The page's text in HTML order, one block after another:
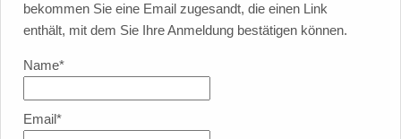
bekommen Sie eine Email zugesandt, die einen Link
enthält, mit dem Sie Ihre Anmeldung bestätigen können.
Name*
Email*